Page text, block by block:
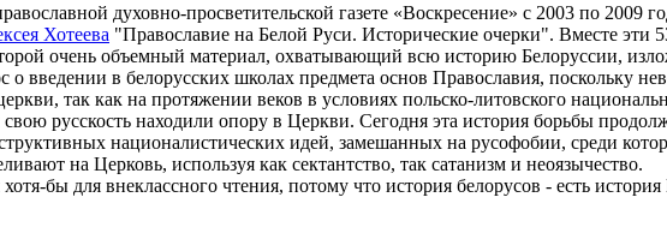
духовно-просветительской газете «Воскресение» с 2003 по 2009
Хотеева "Православие на Белой Руси. Исторические очерки". Вместе эти
очень объемный материал, охватывающий всю историю Белоруссии,
о введении в белорусских школах предмета основ Православия, поскольку
так как на протяжении веков в условиях польско-литовского
русскость находили опору в Церкви. Сегодня эта история борьбы
националистических идей, замешанных на русофобии, среди
на Церковь, используя как сектантство, так сатанизм и неоязычество.
бы для внеклассного чтения, потому что история белорусов - есть